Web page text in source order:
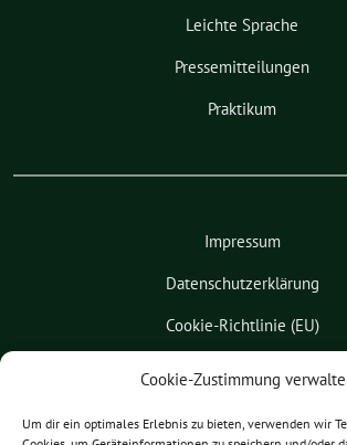
Cookie-Zustimmung
Um dir ein optimales Erlebnis zu bieten, verwenden wir
Leichte Sprache
Pressemitteilungen
Praktikum
Impressum
Datenschutzerklärung
Cookie-Richtlinie (EU)